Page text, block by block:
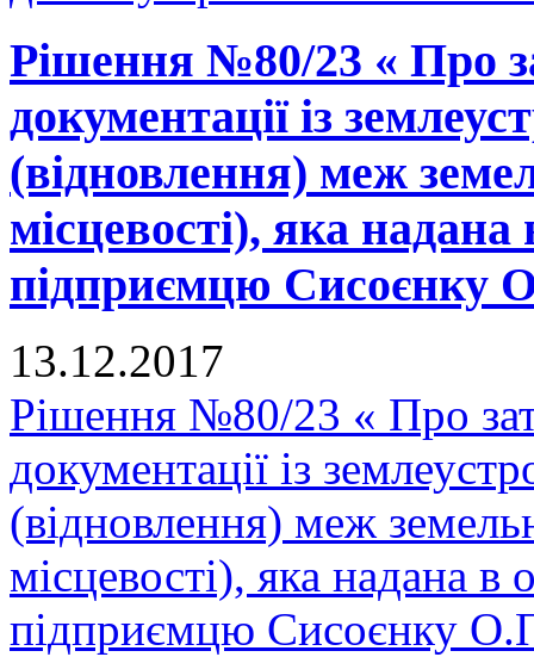
Рішення №80/23 « Про
документації із
(відновлення) меж
місцевості), яка надана
підприємцю Сисоєнку
13.12.2017
Рішення №80/23 « Про
документації із
(відновлення) меж
місцевості), яка надана в
підприємцю Сисоєнку